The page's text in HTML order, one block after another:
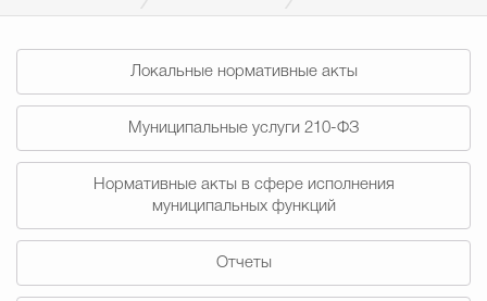
Дума городского округа
Новости Обращения граждан
Локальные нормативные акты
Муниципальные услуги 210-ФЗ
Нормативные акты в сфере исполнения
муниципальных функций
Отчеты